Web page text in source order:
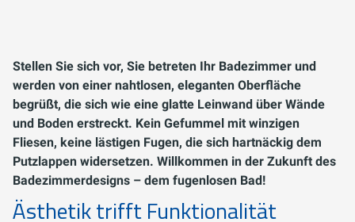
Stellen Sie sich vor, Sie betreten Ihr Badezimmer und
werden von einer nahtlosen, eleganten Oberfläche
begrüßt, die sich wie eine glatte Leinwand über Wände
und Boden erstreckt. Kein Gefummel mit winzigen
Fliesen, keine lästigen Fugen, die sich hartnäckig dem
Putzlappen widersetzen. Willkommen in der Zukunft des
Badezimmerdesigns – dem fugenlosen Bad!
Ästhetik trifft Funktionalität